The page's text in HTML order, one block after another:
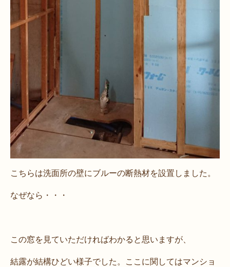
こちらは洗面所の壁にブルーの断熱材を設置しました。
なぜなら・・・
この窓を見ていただければわかると思いますが、
結露が結構ひどい様子でした。ここに関してはマンショ